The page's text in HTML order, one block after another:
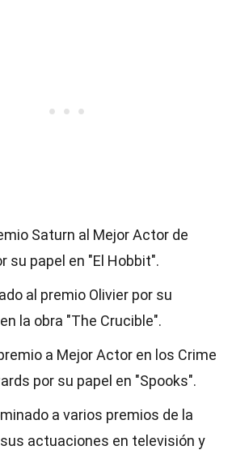
Saturn al Mejor Actor de
su papel en "El Hobbit".
al premio Olivier por su
la obra "The Crucible".
a Mejor Actor en los Crime
por su papel en "Spooks".
a varios premios de la
actuaciones en televisión y